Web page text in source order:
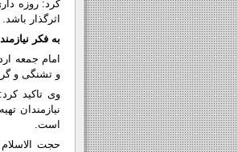
کرد: روزه
اثرگذار باشد.
به فکر
امام جمعه
و تشنگی و
وی تاکید
نیازمندان
است.
حجت